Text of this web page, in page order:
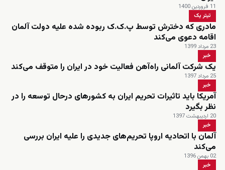
11 فروردین 1400
تیتر یک
مادری که دخترش توسط پ.ک.ک ربوده شده علیه دولت آلمان
اقامه دعوی می‌کند
23 مرداد 1399
خبر
یک شرکت آلمانی راه‌آهن فعالیت خود در ایران را متوقف می‌کند
25 مرداد 1397
خبر
آمریکا باید تاثیرات تحریم‌ ایران به کشورهای درحال توسعه را در
نظر بگیرد
20 اردیبهشت 1397
خبر
آلمان با اتحادیه اروپا تحریم‌های جدیدی را علیه ایران بررسی
می‌کند
02 بهمن 1396
خبر